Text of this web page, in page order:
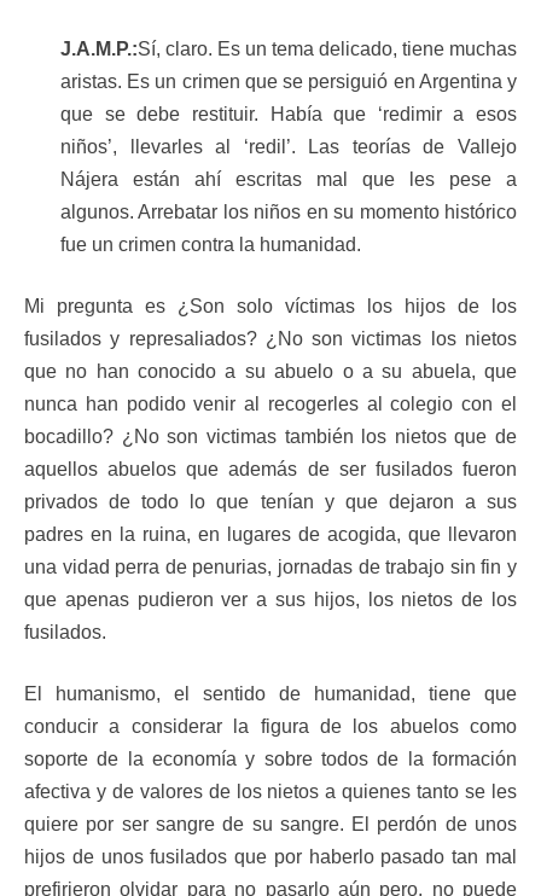
J.A.M.P.:Sí, claro. Es un tema delicado, tiene muchas
aristas. Es un crimen que se persiguió en Argentina y
que se debe restituir. Había que ‘redimir a esos
niños’, llevarles al ‘redil’. Las teorías de Vallejo
Nájera están ahí escritas mal que les pese a
algunos. Arrebatar los niños en su momento histórico
fue un crimen contra la humanidad.
Mi pregunta es ¿Son solo víctimas los hijos de los
fusilados y represaliados? ¿No son victimas los nietos
que no han conocido a su abuelo o a su abuela, que
nunca han podido venir al recogerles al colegio con el
bocadillo? ¿No son victimas también los nietos que de
aquellos abuelos que además de ser fusilados fueron
privados de todo lo que tenían y que dejaron a sus
padres en la ruina, en lugares de acogida, que llevaron
una vidad perra de penurias, jornadas de trabajo sin fin y
que apenas pudieron ver a sus hijos, los nietos de los
fusilados.
El humanismo, el sentido de humanidad, tiene que
conducir a considerar la figura de los abuelos como
soporte de la economía y sobre todos de la formación
afectiva y de valores de los nietos a quienes tanto se les
quiere por ser sangre de su sangre. El perdón de unos
hijos de unos fusilados que por haberlo pasado tan mal
prefirieron olvidar para no pasarlo aún pero, no puede